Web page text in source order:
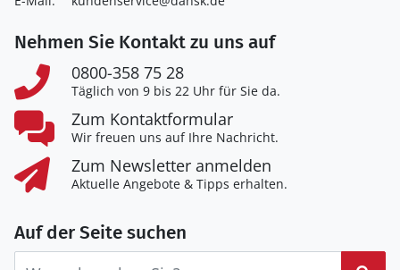
Nehmen Sie Kontakt zu uns auf
0800-358 75 28
Täglich von 9 bis 22 Uhr für Sie da.
Zum Kontaktformular
Wir freuen uns auf Ihre Nachricht.
Zum Newsletter anmelden
Aktuelle Angebote & Tipps erhalten.
Auf der Seite suchen